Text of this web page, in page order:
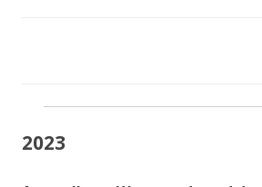
2023